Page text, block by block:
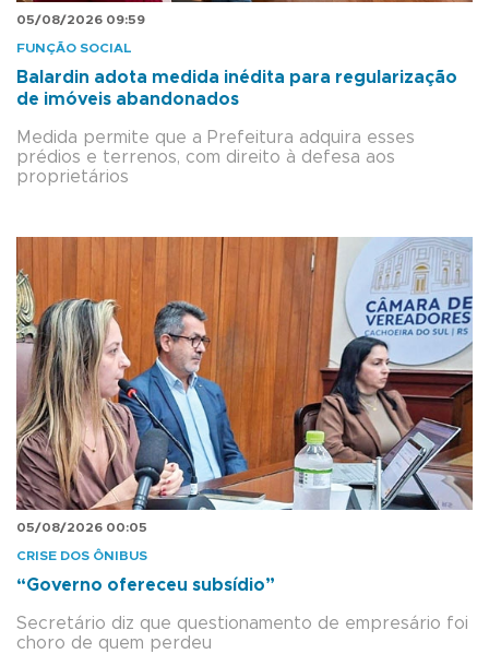
05/08/2026 09:59
FUNÇÃO SOCIAL
Balardin adota medida inédita para regularização
de imóveis abandonados
Medida permite que a Prefeitura adquira esses
prédios e terrenos, com direito à defesa aos
proprietários
05/08/2026 00:05
CRISE DOS ÔNIBUS
“Governo ofereceu subsídio”
Secretário diz que questionamento de empresário foi
choro de quem perdeu